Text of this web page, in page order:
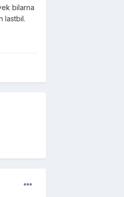
bilarna
lastbil.